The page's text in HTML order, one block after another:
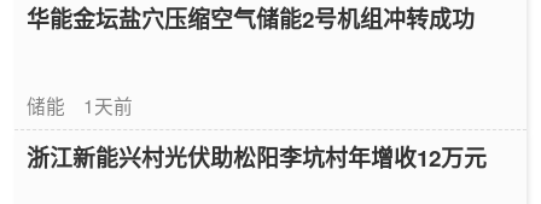
华能金坛盐穴压缩空气储能2号机组冲转成功
储能 1天前
浙江新能兴村光伏助松阳李坑村年增收12万元